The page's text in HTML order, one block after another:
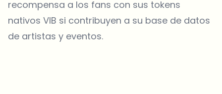
recompensa a los fans con sus tokens
nativos VIB si contribuyen a su base de datos
de artistas y eventos.